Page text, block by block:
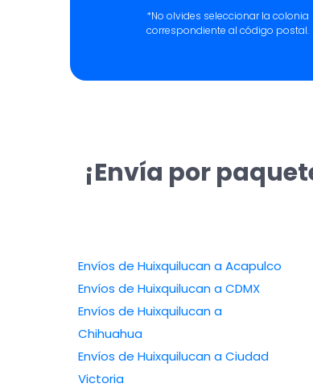
*No olvides seleccionar la colonia
correspondiente al código postal.
¡Envía por
Envíos de Huixquilucan a Acapulco
Envíos de Huixquilucan a CDMX
Envíos de Huixquilucan a
Chihuahua
Envíos de Huixquilucan a Ciudad
Victoria